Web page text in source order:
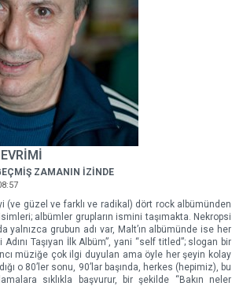
ZAMANIN İZİNDE
(ve güzel ve farklı ve radikal) dört rock albümünden
albümler grupların ismini taşımakta. Nekropsi
yalnızca grubun adı var, Malt’ın albümünde ise her
Adını Taşıyan İlk Albüm”, yani “self titled”; slogan bir
müziğe çok ilgi duyulan ama öyle her şeyin kolay
o 80’ler sonu, 90’lar başında, herkes (hepimiz), bu
sıklıkla başvurur, bir şekilde “Bakın neler